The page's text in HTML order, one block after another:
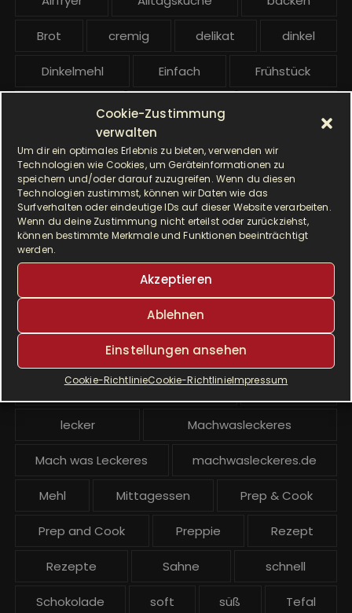
Cookie-Zustimmung
verwalten
Um dir ein optimales Erlebnis zu bieten, verwenden wir
Technologien wie Cookies, um Geräteinformationen zu
speichern und/oder darauf zuzugreifen. Wenn du diesen
Technologien zustimmst, können wir Daten wie das
Surfverhalten oder eindeutige IDs auf dieser Website verarbeiten.
Wenn du deine Zustimmung nicht erteilst oder zurückziehst,
können bestimmte Merkmale und Funktionen beeinträchtigt
werden.
Akzeptieren
Ablehnen
Einstellungen ansehen
Cookie-RichtlinieCookie-RichtlinieImpressum
g
Brot cremig delikat dinkel
Dinkelmehl Einfach Frühstück
gesund
Hauptgericht
HP5031 HP 5031
I Prep & Cook Gourmet kochen
Krups
Krups Prep & Cook
Krups Prep & Cook Rezepte
Krups Prep and Cook
Krups Prep and Cook backen Kuchen
lecker Machwasleckeres
Mach was Leckeres machwasleckeres.de
Mehl Mittagessen Prep & Cook
Prep and Cook Preppie Rezept
Rezepte Sahne schnell
Schokolade soft süß Tefal